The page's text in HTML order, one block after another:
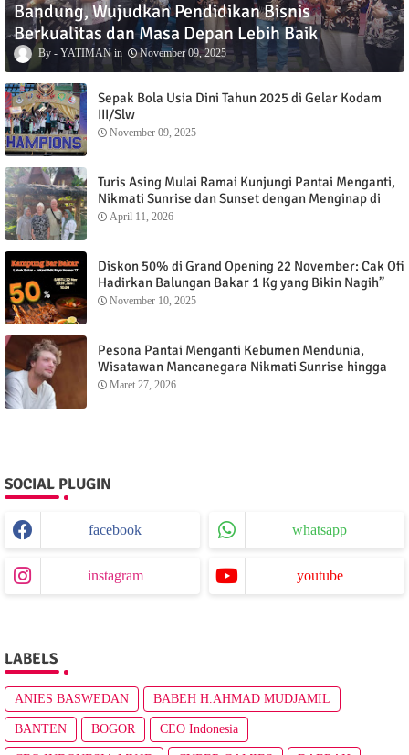
Bandung, Wujudkan Pendidikan Bisnis
Berkualitas dan Masa Depan Lebih Baik
YATIMAN November 09, 2025
Sepak Bola Usia Dini Tahun 2025 di Gelar Kodam
III/Slw
November 09, 2025
Turis Asing Mulai Ramai Kunjungi Pantai Menganti,
Nikmati Sunrise dan Sunset dengan Menginap di
Menganti Cottage
April 11, 2026
Diskon 50% di Grand Opening 22 November: Cak Ofi
Hadirkan Balungan Bakar 1 Kg yang Bikin Nagih”
November 10, 2025
Pesona Pantai Menganti Kebumen Mendunia,
Wisatawan Mancanegara Nikmati Sunrise hingga
Sunset dari Menganti Cottage
Maret 27, 2026
SOCIAL PLUGIN
facebook whatsapp
instagram youtube
LABELS
ANIES BASWEDAN BABEH H.AHMAD MUDJAMIL
BANTEN BOGOR CEO Indonesia